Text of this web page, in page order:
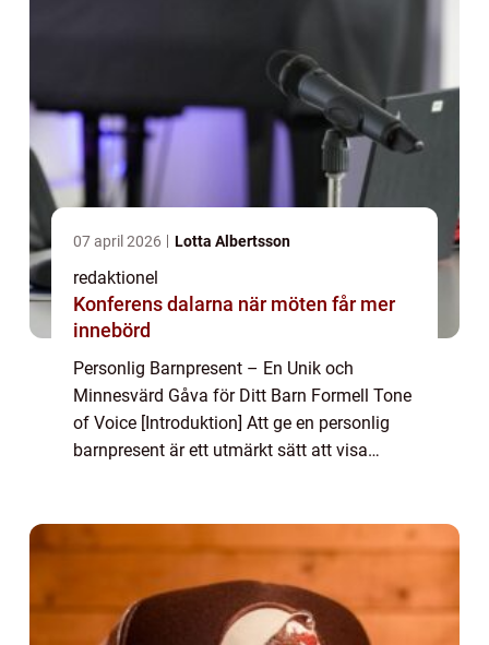
07 april 2026 Lotta Albertsson
redaktionel
Konferens dalarna när möten får mer
innebörd
Personlig Barnpresent – En Unik och
Minnesvärd Gåva för Ditt Barn Formell Tone
of Voice [Introduktion] Att ge en personlig
barnpresent är ett utmärkt sätt att visa